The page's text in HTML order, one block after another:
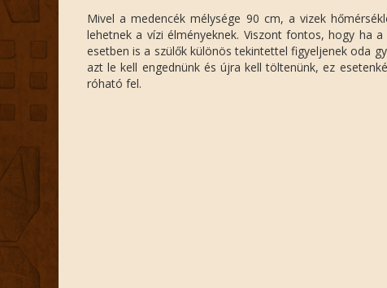
Mivel a medencék mélysége 90 cm, a vizek
lehetnek a vízi élményeknek. Viszont fontos, hogy ha
esetben is a szülők különös tekintettel figyeljenek oda
azt le kell engednünk és újra kell töltenünk, ez
róható fel.